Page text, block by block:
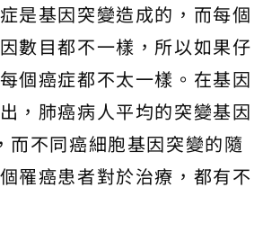
是基因突變造成的，而每個
數目都不一樣，所以如果仔
個癌症都不太一樣。在基因
，肺癌病人平均的突變基因
而不同癌細胞基因突變的隨
罹癌患者對於治療，都有不